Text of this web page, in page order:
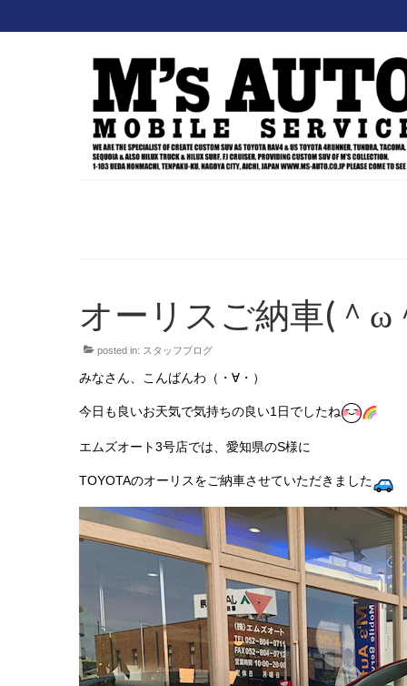
オーリスご納車(＾ω
posted in: スタッフブログ
みなさん、こんばんわ（・∀・）
今日も良いお天気で気持ちの良い1日でしたね
エムズオート3号店では、愛知県のS様に
TOYOTAのオーリスをご納車させていただきました